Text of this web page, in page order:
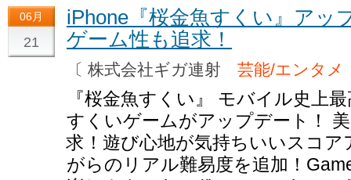
06月
21
iPhone『桜金魚すくい』アッ
ゲーム性も追求！
〔 株式会社ギガ連射 芸能/エンタメ
『桜金魚すくい』 モバイル史上
すくいゲームがアップデート！
求！遊び心地が気持ちいいスコ
がらのリアル難易度を追加！